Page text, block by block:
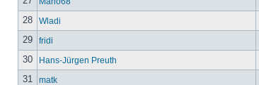
28
Wladi
29
fridi
30
Hans-Jürgen Preuth
31
matk